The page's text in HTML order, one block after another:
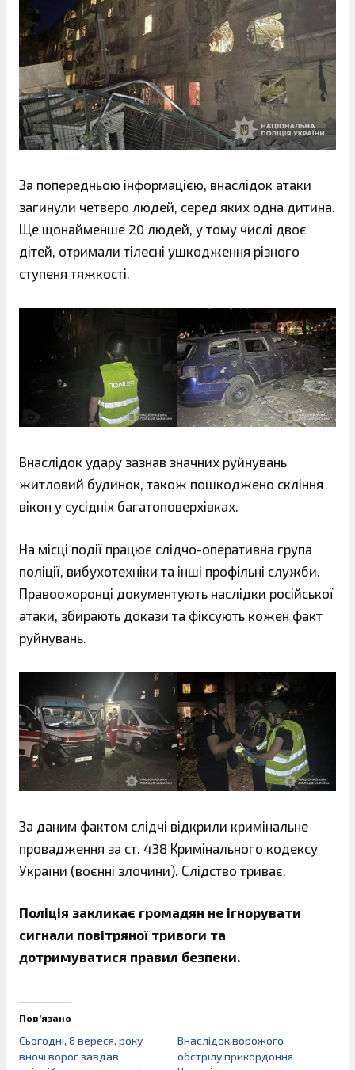
За попередньою інформацією, внаслідок атаки
загинули четверо людей, серед яких одна дитина.
Ще щонайменше 20 людей, у тому числі двоє
дітей, отримали тілесні ушкодження різного
ступеня тяжкості.
Внаслідок удару зазнав значних руйнувань
житловий будинок, також пошкоджено скління
вікон у сусідніх багатоповерхівках.
На місці події працює слідчо-оперативна група
поліції, вибухотехніки та інші профільні служби.
Правоохоронці документують наслідки російської
атаки, збирають докази та фіксують кожен факт
руйнувань.
За даним фактом слідчі відкрили кримінальне
провадження за ст. 438 Кримінального кодексу
України (воєнні злочини). Слідство триває.
Поліція закликає громадян не ігнорувати
сигнали повітряної тривоги та
дотримуватися правил безпеки.
Пов’язано
Сьогодні, 8 вереся, року
вночі ворог завдав
Внаслідок ворожого
обстрілу прикордоння